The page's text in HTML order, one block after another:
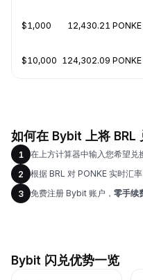
$1,000 12,430.21 PONKE
$10,000 124,302.09 PONKE
如何在 Bybit 上将 BRL
1
在上方计算器中输入您希望兑
2
根据 BRL 对 PONKE 实时汇
3
免费注册 Bybit 账户， 零手续
Bybit 闪兑优势一览